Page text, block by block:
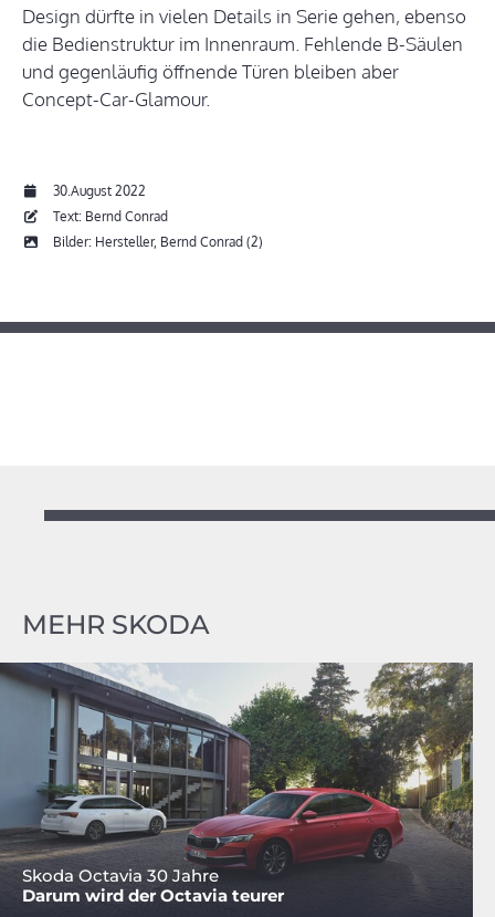
Design dürfte in vielen Details in Serie gehen, ebenso
die Bedienstruktur im Innenraum. Fehlende B-Säulen
und gegenläufig öffnende Türen bleiben aber
Concept-Car-Glamour.
30.August 2022
Text: Bernd Conrad
Bilder: Hersteller, Bernd Conrad (2)
MEHR SKODA
Skoda Octavia 30 Jahre
Darum wird der Octavia teurer